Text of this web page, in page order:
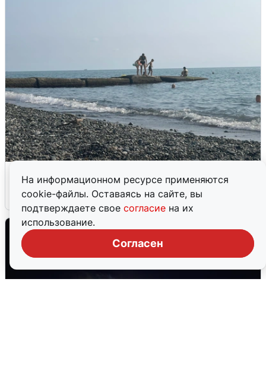
На информационном ресурсе применяются
cookie-файлы. Оставаясь на сайте, вы
подтверждаете свое согласие на их
использование.
Согласен
6 августа 0